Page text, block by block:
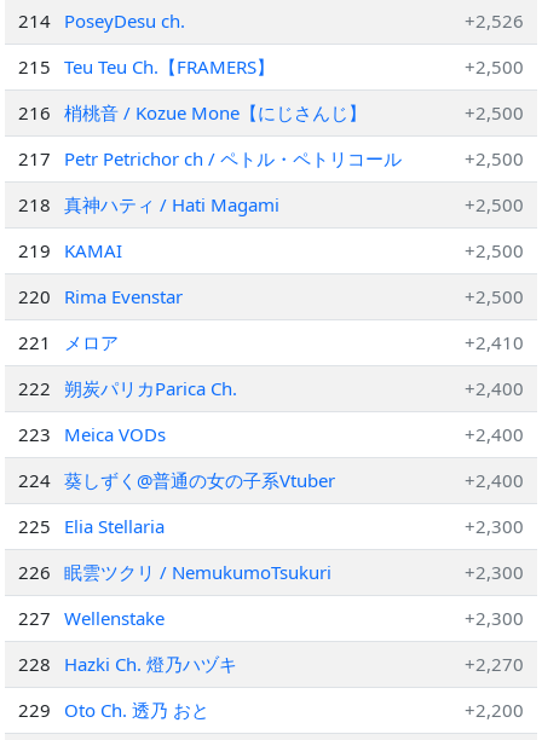
214 PoseyDesu ch.
+2,526
215
Teu Teu Ch.【FRAMERS】
+2,500
216
梢桃音 / Kozue Mone【にじさんじ】
+2,500
217
Petr Petrichor ch / ペトル・ペトリコール
+2,500
218
真神ハティ / Hati Magami
+2,500
219
KAMAI
+2,500
220
Rima Evenstar
+2,500
221
メロア
+2,410
222
朔炭パリカParica Ch.
+2,400
223
Meica VODs
+2,400
224 葵しずく@普通の女の子系Vtuber
+2,400
225
Elia Stellaria
+2,300
226
眠雲ツクリ / NemukumoTsukuri
+2,300
227
Wellenstake
+2,300
228
Hazki Ch. 燈乃ハヅキ
+2,270
229
Oto Ch. 透乃 おと
+2,200